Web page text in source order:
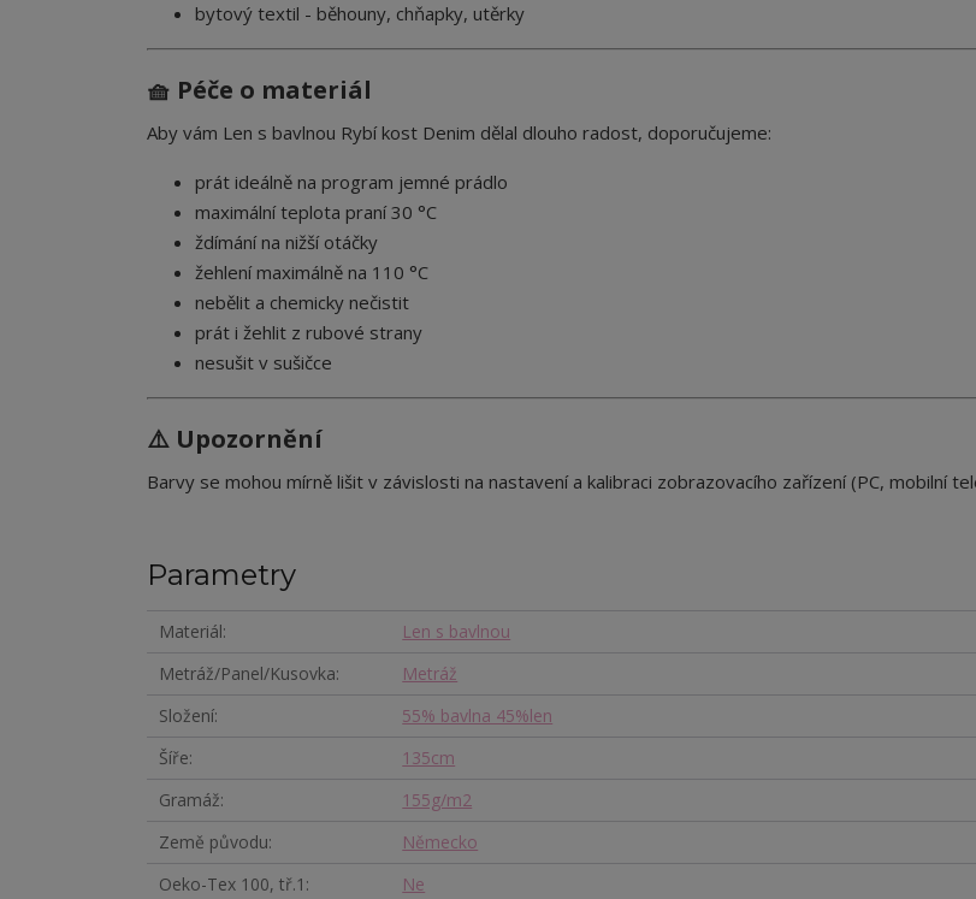
bytový textil - běhouny, chňapky, utěrky
🧺 Péče o materiál
Aby vám Len s bavlnou Rybí kost Denim dělal dlouho radost, doporučujeme:
prát ideálně na program jemné prádlo
maximální teplota praní 30 °C
ždímání na nižší otáčky
žehlení maximálně na 110 °C
nebělit a chemicky nečistit
prát i žehlit z rubové strany
nesušit v sušičce
⚠️ Upozornění
Barvy se mohou mírně lišit v závislosti na nastavení a kalibraci zobrazovacího zařízení (PC, mobilní
Parametry
Materiál
Len s bavlnou
Metráž/Panel/Kusovka
Metráž
Složení
55% bavlna 45%len
Šíře
135cm
Gramáž
155g/m2
Země původu
Německo
Oeko-Tex 100, tř.1
Ne